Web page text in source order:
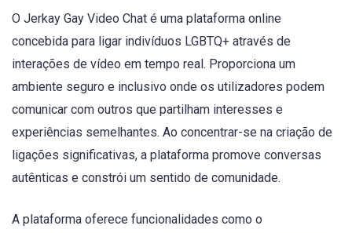
O Jerkay Gay Video Chat é uma plataforma online
concebida para ligar indivíduos LGBTQ+ através de
interações de vídeo em tempo real. Proporciona um
ambiente seguro e inclusivo onde os utilizadores podem
comunicar com outros que partilham interesses e
experiências semelhantes. Ao concentrar-se na criação de
ligações significativas, a plataforma promove conversas
autênticas e constrói um sentido de comunidade.
A plataforma oferece funcionalidades como o